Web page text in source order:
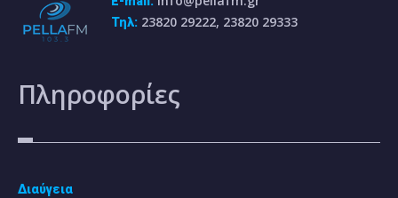
Τηλ: 23820 29222, 23820 29333
Πληροφορίες
Διαύγεια